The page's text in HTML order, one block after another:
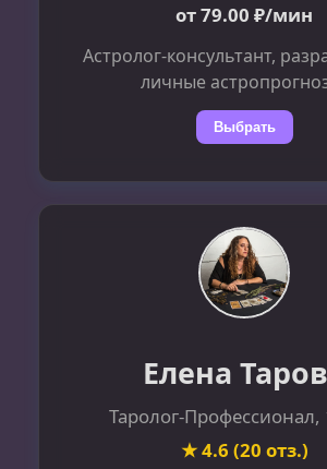
от 79.00 ₽/мин
Астролог-консультант,
личные
Выбрать
Елена
Таролог-Профессионал,
★ 4.6 (20 отз.)